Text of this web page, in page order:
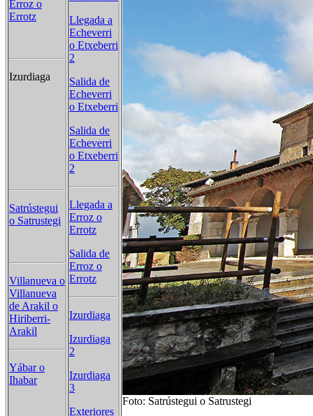
Erroz o
Errotz
Izurdiaga
Satrústegui
o Satrustegi
Villanueva o
Villanueva
de Arakil o
Hiriberri-
Arakil
Yábar o
Ihabar
Llegada a
Echeverri
o Etxeberri
2
Salida de
Echeverri
o Etxeberri
Salida de
Echeverri
o Etxeberri
2
Llegada a
Erroz o
Errotz
Salida de
Erroz o
Errotz
Izurdiaga
Izurdiaga
2
Izurdiaga
3
Exteriores
Foto: Satrústegui o Satrustegi